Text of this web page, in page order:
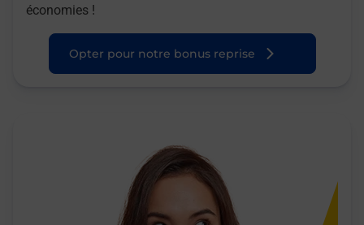
économies !
Opter pour notre bonus reprise